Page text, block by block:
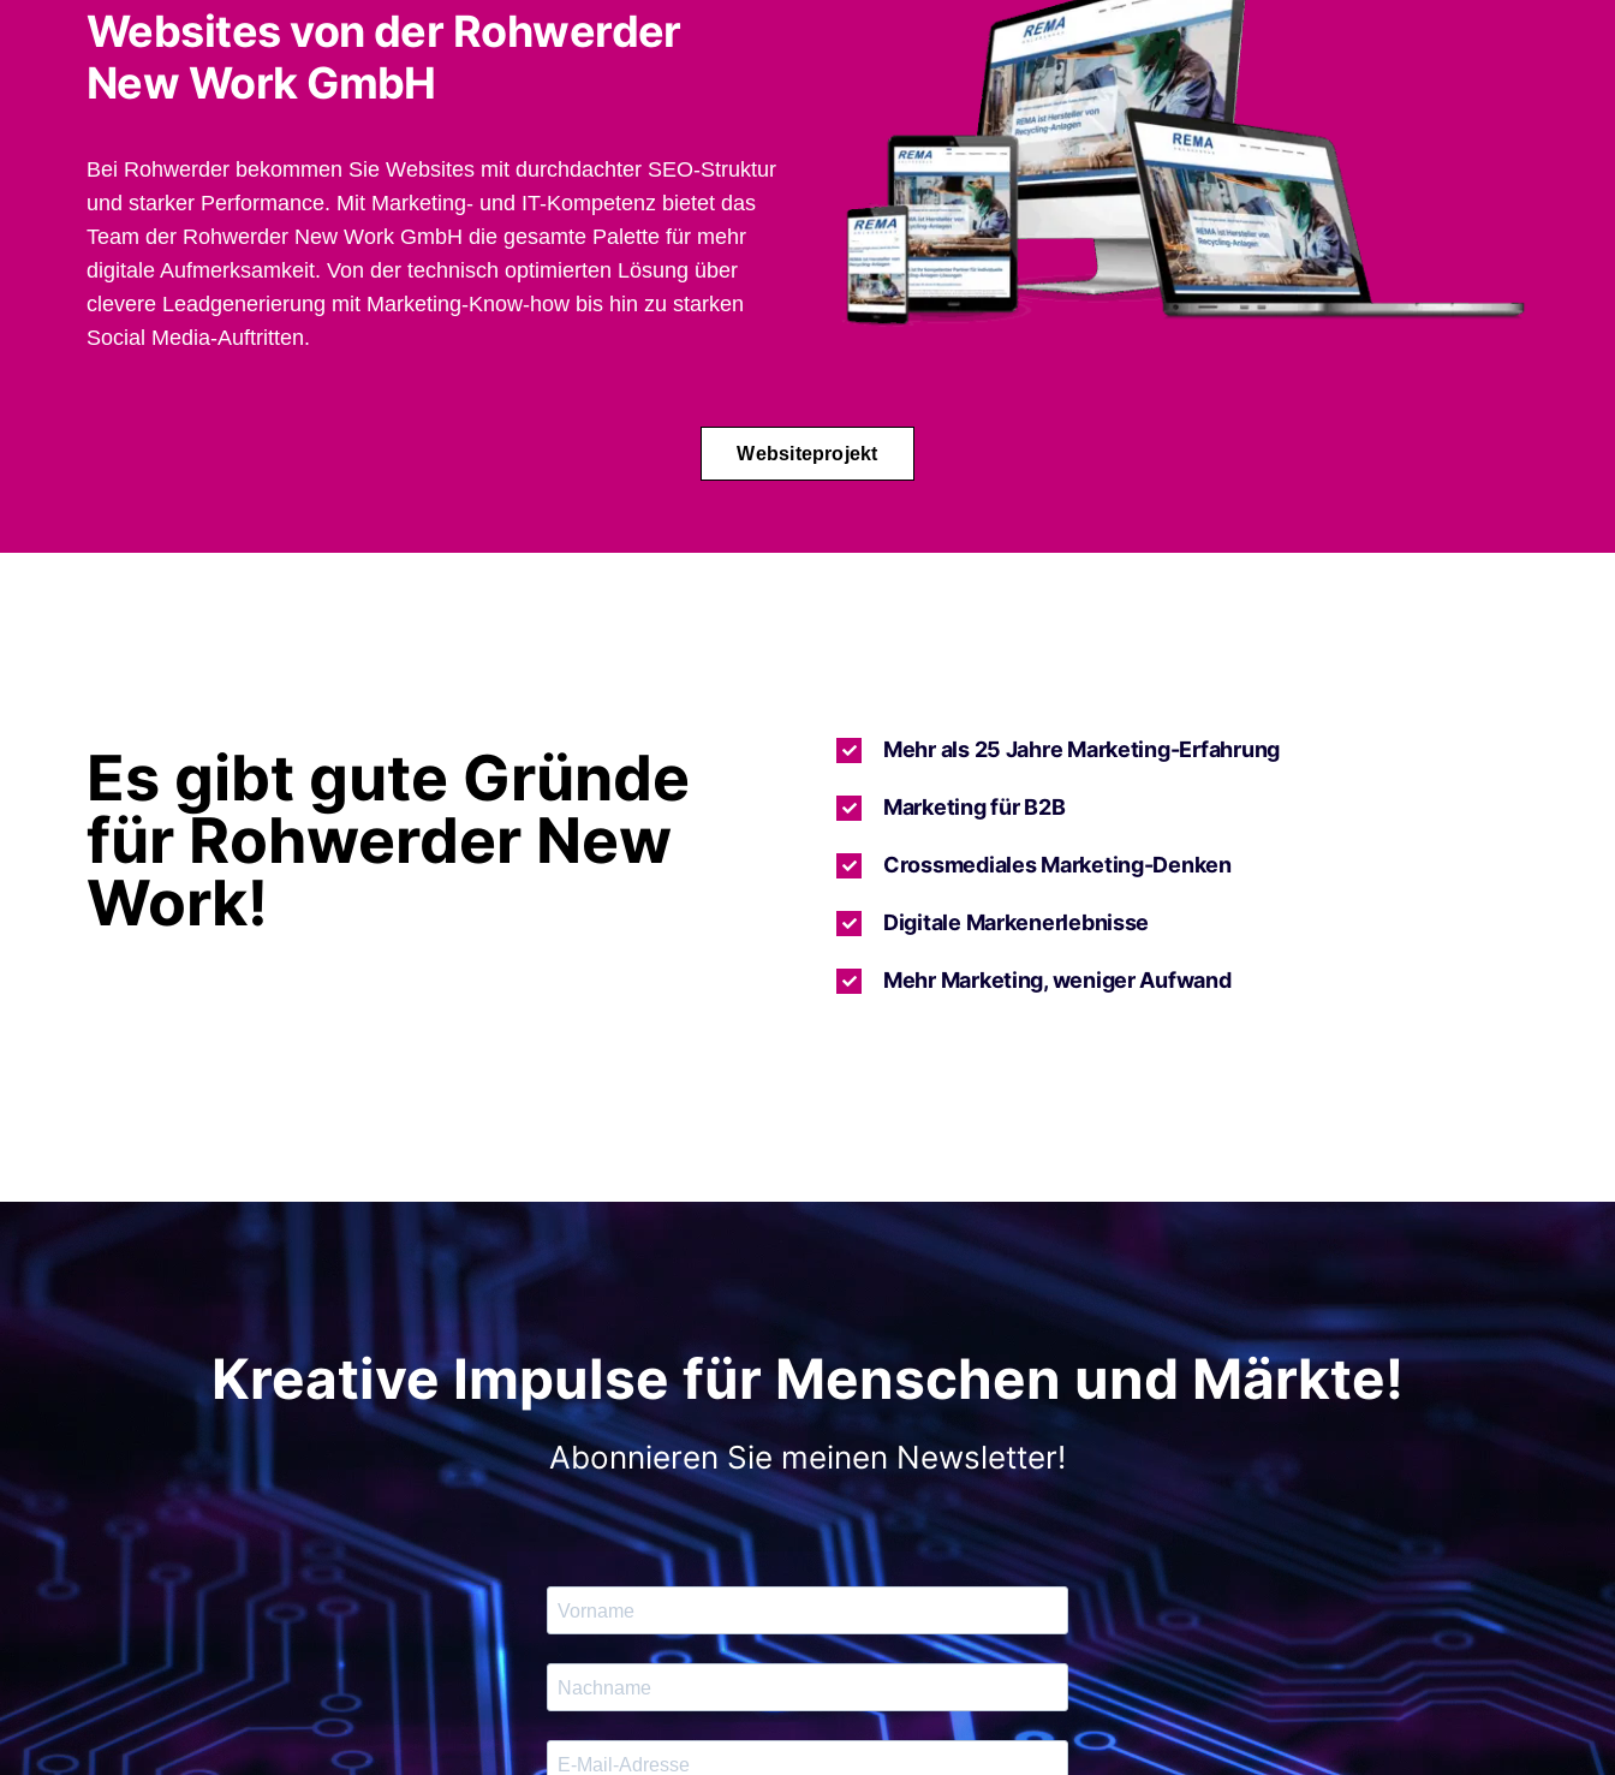
Websites von der Rohwerder
New Work GmbH
Bei Rohwerder bekommen Sie Websites mit durchdachter SEO-Struktur
und starker Performance. Mit Marketing- und IT-Kompetenz bietet das
Team der Rohwerder New Work GmbH die gesamte Palette für mehr
digitale Aufmerksamkeit. Von der technisch optimierten Lösung über
clevere Leadgenerierung mit Marketing-Know-how bis hin zu starken
Social Media-Auftritten.
Websiteprojekt
Es gibt gute Gründe
für Rohwerder New
Work!
Mehr als 25 Jahre Marketing-Erfahrung
Marketing für B2B
Crossmediales Marketing-Denken
Digitale Markenerlebnisse
Mehr Marketing, weniger Aufwand
Kreative Impulse für Menschen und Märkte!
Abonnieren Sie meinen Newsletter!